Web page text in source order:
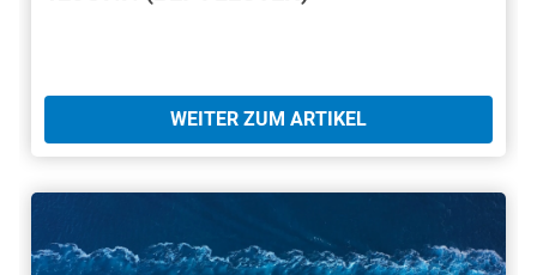
WEITER ZUM ARTIKEL